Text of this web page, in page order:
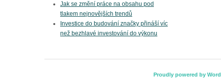
Jak se změní práce na obsahu pod
tlakem nejnovějších trendů
Investice do budování značky přináší víc
než bezhlavé investování do výkonu
Proudly powered by